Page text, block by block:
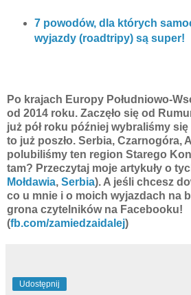
7 powodów, dla których
wyjazdy (roadtripy) są super!
Po krajach Europy Południowo-
od 2014 roku. Zaczęło się od
już pół roku później wybraliśmy się
to już poszło. Serbia, Czarnogóra,
polubiliśmy ten region Starego
tam? Przeczytaj moje artykuły o
Mołdawia, Serbia). A jeśli chcesz
co u mnie i o moich wyjazdach na
grona czytelników na Facebooku!
(fb.com/zamiedzaidalej)
Udostępnij